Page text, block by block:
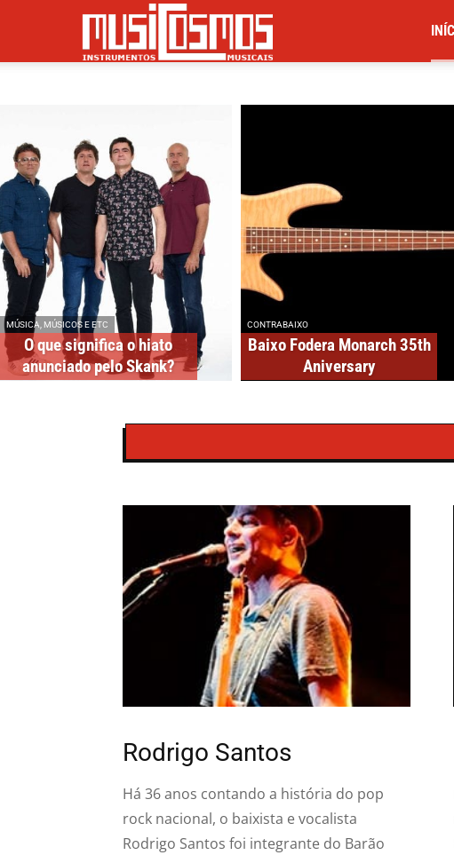
Musicosmos
MÚSICA, MÚSICOS E ETC
O que significa o hiato
anunciado pelo Skank?
CONTRABAIXO
Baixo Fodera Monarch 35th
Aniversary
Rodrigo Santos
Há 36 anos contando a história do pop
rock nacional, o baixista e vocalista
Rodrigo Santos foi integrante do Barão